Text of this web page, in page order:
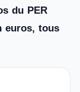
du PER
euros, tous